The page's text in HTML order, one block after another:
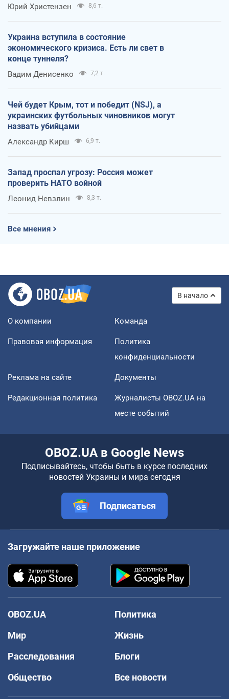
Юрий Христензен 8,6 т.
Украина вступила в состояние
экономического кризиса. Есть ли свет в
конце туннеля?
Вадим Денисенко 7,2 т.
Чей будет Крым, тот и победит (NSJ), а
украинских футбольных чиновников могут
назвать убийцами
Александр Кирш 6,9 т.
Запад проспал угрозу: Россия может
проверить НАТО войной
Леонид Невзлин 8,3 т.
Все мнения
В начало
О компании Команда
Правовая информация
Политика
конфиденциальности
Реклама на сайте Документы
Редакционная политика
Журналисты OBOZ.UA на
месте событий
OBOZ.UA в Google News
Подписывайтесь, чтобы быть в курсе последних
новостей Украины и мира сегодня
Подписаться
Загружайте наше приложение
OBOZ.UA
Политика
Мир
Жизнь
Расследования
Блоги
Общество
Все новости